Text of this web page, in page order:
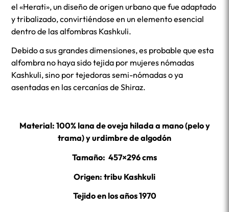
el «Herati», un diseño de origen urbano que fue adaptado
y tribalizado, convirtiéndose en un elemento esencial
dentro de las alfombras Kashkuli.
Debido a sus grandes dimensiones, es probable que esta
alfombra no haya sido tejida por mujeres nómadas
Kashkuli, sino por tejedoras semi-nómadas o ya
asentadas en las cercanías de Shiraz.
Material: 100% lana de oveja hilada a mano (pelo y
trama) y urdimbre de algodón
Tamaño: 457×296 cms
Origen: tribu Kashkuli
Tejido en los años 1970